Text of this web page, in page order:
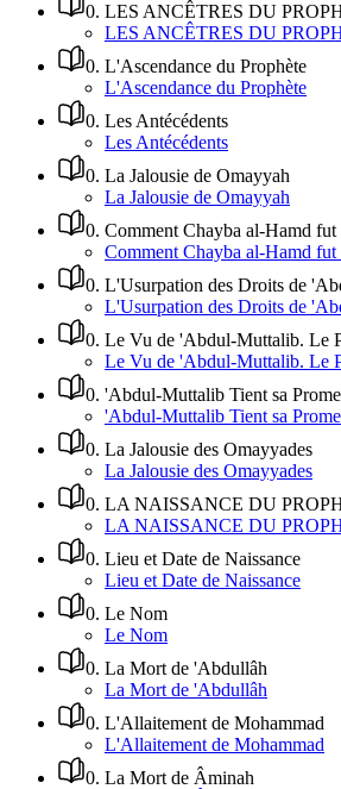
0. LES ANCÊTRES DU
LES ANCÊTRES DU
0. L'Ascendance du Prophète
L'Ascendance du Prophète
0. Les Antécédents
Les Antécédents
0. La Jalousie de Omayyah
La Jalousie de Omayyah
0. Comment Chayba al-Hamd
Comment Chayba al-Hamd
0. L'Usurpation des Droits de
L'Usurpation des Droits de
0. Le Vu de 'Abdul-Muttalib. Le
Le Vu de 'Abdul-Muttalib. Le
0. 'Abdul-Muttalib Tient sa
'Abdul-Muttalib Tient sa
0. La Jalousie des Omayyades
La Jalousie des Omayyades
0. LA NAISSANCE DU
LA NAISSANCE DU
0. Lieu et Date de Naissance
Lieu et Date de Naissance
0. Le Nom
Le Nom
0. La Mort de 'Abdullâh
La Mort de 'Abdullâh
0. L'Allaitement de Mohammad
L'Allaitement de Mohammad
0. La Mort de Âminah